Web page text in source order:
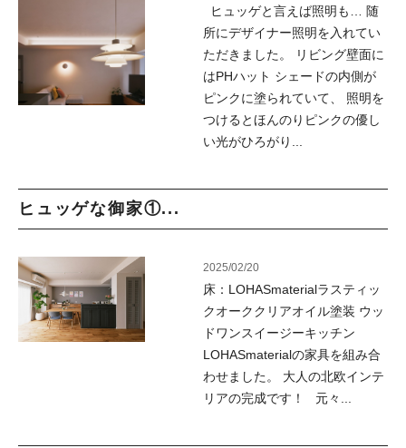
ヒュッゲと言えば照明も… 随
所にデザイナー照明を入れてい
ただきました。 リビング壁面に
はPHハット シェードの内側が
ピンクに塗られていて、 照明を
つけるとほんのりピンクの優し
い光がひろがり...
ヒュッゲな御家①...
2025/02/20
床：LOHASmaterialラスティッ
クオーククリアオイル塗装 ウッ
ドワンスイージーキッチン
LOHASmaterialの家具を組み合
わせました。 大人の北欧インテ
リアの完成です！ 元々...